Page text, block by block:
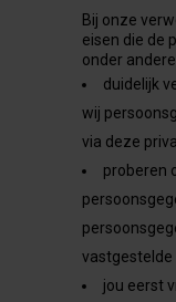
Bij onze
eisen die de
onder
duidelijk
wij
via deze
proberen
vastgestelde
jou eerst